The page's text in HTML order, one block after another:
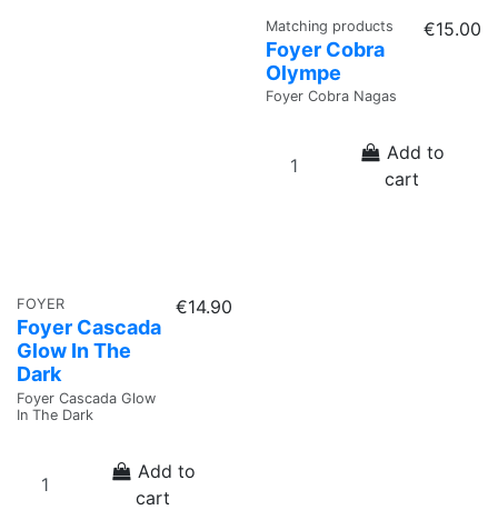
FOYER
Foyer Cascada
Glow In The
Dark
Foyer Cascada Glow
In The Dark
€14.90
Add to
cart
Matching products
Foyer Cobra
Olympe
Foyer Cobra Nagas
€15.00
Add to
cart